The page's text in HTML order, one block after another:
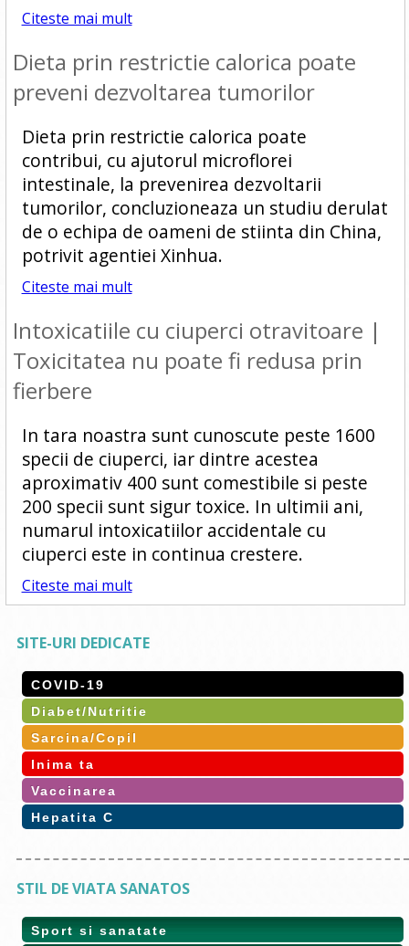
Citeste mai mult
Dieta prin restrictie calorica poate
preveni dezvoltarea tumorilor
Dieta prin restrictie calorica poate
contribui, cu ajutorul microflorei
intestinale, la prevenirea dezvoltarii
tumorilor, concluzioneaza un studiu derulat
de o echipa de oameni de stiinta din China,
potrivit agentiei Xinhua.
Citeste mai mult
Intoxicatiile cu ciuperci otravitoare |
Toxicitatea nu poate fi redusa prin
fierbere
In tara noastra sunt cunoscute peste 1600
specii de ciuperci, iar dintre acestea
aproximativ 400 sunt comestibile si peste
200 specii sunt sigur toxice. In ultimii ani,
numarul intoxicatiilor accidentale cu
ciuperci este in continua crestere.
Citeste mai mult
SITE-URI DEDICATE
COVID-19
Diabet/Nutritie
Sarcina/Copil
Inima ta
Vaccinarea
Hepatita C
STIL DE VIATA SANATOS
Sport si sanatate